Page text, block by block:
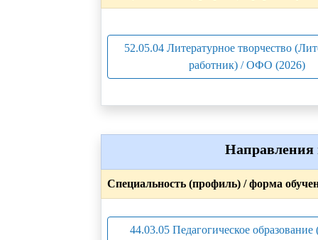
52.05.04 Литературное творчество
работник) / ОФО (2026)
Направления
Специальность (профиль) / форма
44.03.05 Педагогическое образование